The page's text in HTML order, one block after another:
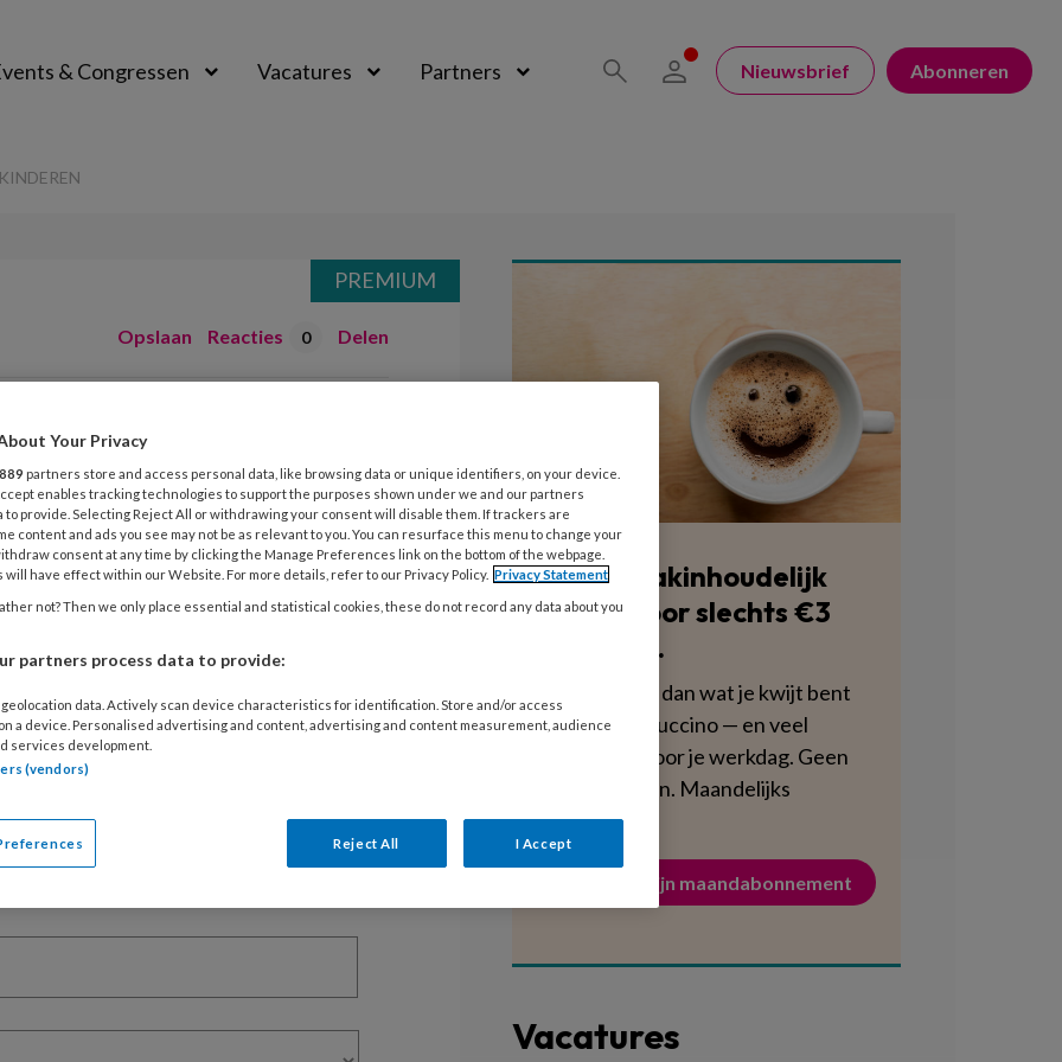
& Congressen Vacatures Partners Nieuwsbrief Abonneren
Opslaan Reacties 0 Delen
kinderen
lezen?
lees 2 artikelen gratis per maand
PREMIUM
Blijf vakinhoudelijk
scherp voor slechts €3
per week.
Dat is minder dan wat je kwijt bent
aan een cappuccino — en veel
voedzamer voor je werkdag. Geen
verplichtingen. Maandelijks
opzegbaar.
Activeer mijn maandabonnement
Vacatures
Your Privacy
889 partners store and access personal data, like browsing data or unique identifiers, on your device.
enables tracking technologies to support the purposes shown under we and our partners
to provide. Selecting Reject All or withdrawing your consent will disable them. If trackers are
content and ads you see may not be as relevant to you. You can resurface this menu to change your
consent at any time by clicking the Manage Preferences link on the bottom of the webpage.
will have effect within our Website. For more details, refer to our Privacy Policy. Privacy Statement
not? Then we only place essential and statistical cookies, these do not record any data about you
partners process data to provide:
data. Actively scan device characteristics for identification. Store and/or access
a device. Personalised advertising and content, advertising and content measurement, audience
services development.
(vendors)
Reject All I Accept